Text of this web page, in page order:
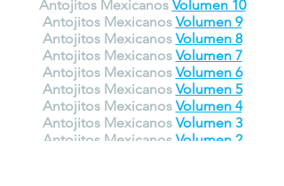
Antojitos Mexicanos Volumen 10
Antojitos Mexicanos Volumen 9
Antojitos Mexicanos Volumen 8
Antojitos Mexicanos Volumen 7
Antojitos Mexicanos Volumen 6
Antojitos Mexicanos Volumen 5
Antojitos Mexicanos Volumen 4
Antojitos Mexicanos Volumen 3
Antojitos Mexicanos Volumen 2